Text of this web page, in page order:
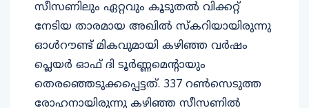
സീസണിലും ഏറ്റവും കൂടുതൽ വിക്കറ്റ്
നേടിയ താരമായ അഖിൽ സ്കറിയായിരുന്നു
ഓൾറൗണ്ട് മികവുമായി കഴിഞ്ഞ വ‍‍ർഷം
പ്ലെയർ ഓഫ് ദി ടൂർണ്ണമെന്റായും
തെരഞ്ഞെടുക്കപ്പെട്ടത്. 337 റൺസെടുത്ത
രോഹനായിരുന്നു കഴിഞ്ഞ സീസണിൽ